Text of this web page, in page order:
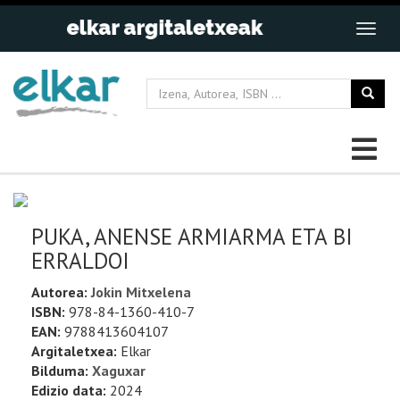
PUKA, ANENSE ARMIARMA ETA BI
ERRALDOI
Autorea:Jokin Mitxelena
ISBN: 978-84-1360-410-7
EAN: 9788413604107
Argitaletxea: Elkar
Bilduma: Xaguxar
Edizio data: 2024